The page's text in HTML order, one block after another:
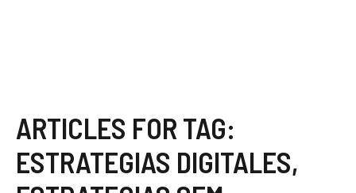
ARTICLES FOR TAG:
ESTRATEGIAS DIGITALES,